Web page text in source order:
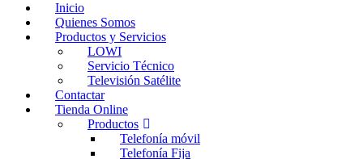
Inicio
Quienes Somos
Productos y Servicios
LOWI
Servicio Técnico
Televisión Satélite
Contactar
Tienda Online
Productos
Telefonía móvil
Telefonía Fija